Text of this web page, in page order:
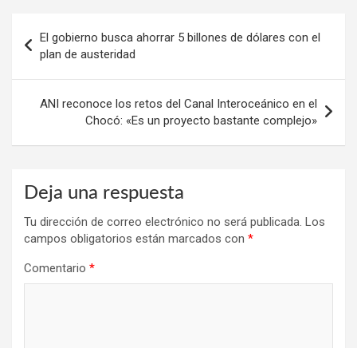
de
entradas
El gobierno busca ahorrar 5 billones de dólares con el
plan de austeridad
ANI reconoce los retos del Canal Interoceánico en el
Chocó: «Es un proyecto bastante complejo»
Deja una respuesta
Tu dirección de correo electrónico no será publicada. Los
campos obligatorios están marcados con *
Comentario *